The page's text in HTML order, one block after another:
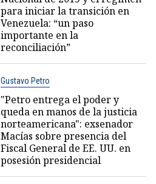
para iniciar la transición en
Venezuela: “un paso
importante en la
reconciliación”
Gustavo Petro
"Petro entrega el poder y
queda en manos de la justicia
norteamericana": exsenador
Macías sobre presencia del
Fiscal General de EE. UU. en
posesión presidencial